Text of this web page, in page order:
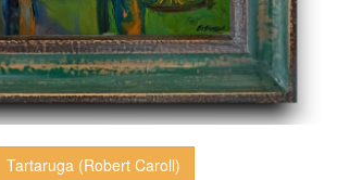
Tartaruga (Robert Caroll)